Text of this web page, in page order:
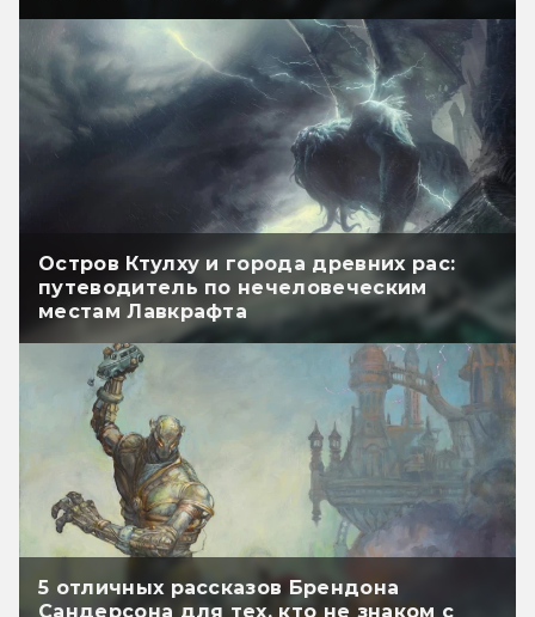
Остров Ктулху и города древних рас:
путеводитель по нечеловеческим
местам Лавкрафта
5 отличных рассказов Брендона
Сандерсона для тех, кто не знаком с